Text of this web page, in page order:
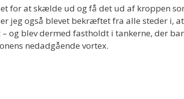
for at skælde ud og få det ud af kroppen
jeg også blevet bekræftet fra alle steder i,
og blev dermed fastholdt i tankerne, der
nedadgående vortex.